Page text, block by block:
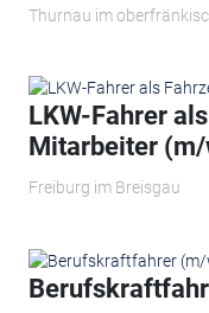
Thurnau im
LKW-Fahrer
Mitarbeiter
Freiburg im Breisgau